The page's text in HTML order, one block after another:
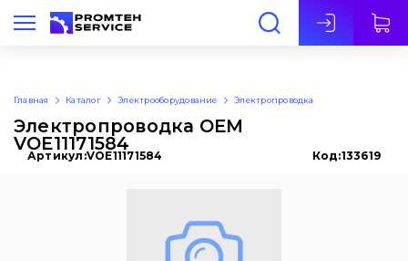
Рус
Главная Каталог Электрооборудование Электропроводка
Электропроводка OEM
VOE11171584
Артикул:VOE11171584 Код:133619